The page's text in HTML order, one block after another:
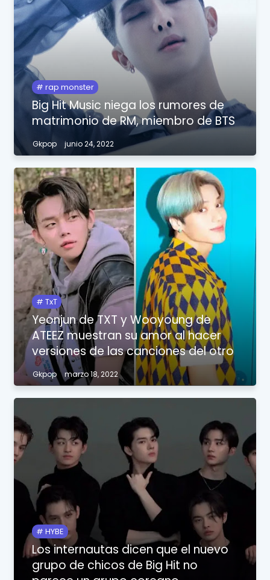
rap monster
Big Hit Music niega los rumores de
matrimonio de RM, miembro de BTS
Gkpop junio 24, 2022
TxT
Yeonjun de TXT y Wooyoung de
ATEEZ muestran su amor al hacer
versiones de las canciones del otro
Gkpop marzo 18, 2022
HYBE
Los internautas dicen que el nuevo
grupo de chicos de Big Hit no